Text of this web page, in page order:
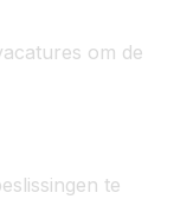
om de
te